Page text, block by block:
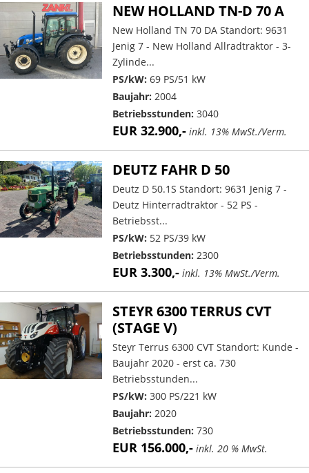
NEW HOLLAND TN-D 70 A
New Holland TN 70 DA Standort: 9631
Jenig 7 - New Holland Allradtraktor - 3-
Zylinde...
PS/kW: 69 PS/51 kW
Baujahr: 2004
Betriebsstunden: 3040
EUR 32.900,- inkl. 13% MwSt./Verm.
DEUTZ FAHR D 50
Deutz D 50.1S Standort: 9631 Jenig 7 -
Deutz Hinterradtraktor - 52 PS -
Betriebsst...
PS/kW: 52 PS/39 kW
Betriebsstunden: 2300
EUR 3.300,- inkl. 13% MwSt./Verm.
STEYR 6300 TERRUS CVT
(STAGE V)
Steyr Terrus 6300 CVT Standort: Kunde -
Baujahr 2020 - erst ca. 730
Betriebsstunden...
PS/kW: 300 PS/221 kW
Baujahr: 2020
Betriebsstunden: 730
EUR 156.000,- inkl. 20 % MwSt.